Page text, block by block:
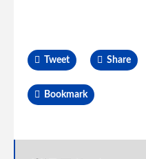
Tweet Share
Bookmark